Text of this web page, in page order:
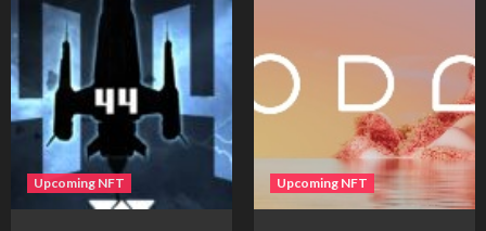
Upcoming NFT Upcoming NFT